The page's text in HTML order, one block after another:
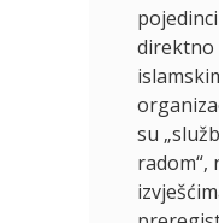
direktno
su